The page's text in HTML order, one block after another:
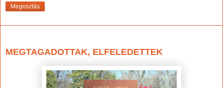
Megosztás
MEGTAGADOTTAK, ELFELEDETTEK